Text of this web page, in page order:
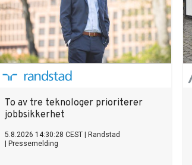
To av tre teknologer prioriterer
jobbsikkerhet
5.8.2026 14:30:28 CEST
Randstad
Pressemelding